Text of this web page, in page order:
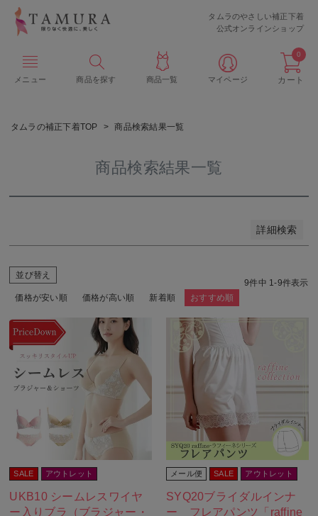
タムラのやさしい補正下着
公式オンラインショップ
メニュー 商品を探す 商品一覧 マイページ カート
0
タムラの補正下着TOP 商品検索結果一覧
商品検索結果一覧
詳細検索
サイズ
すべて
LL
C70
C80
C100
D65 D70
D75 D80
D85 D90
並び替え
価格が安い順 価格が高い順 新着順 おすすめ順
9件中 1-9件表示
UKB10 シームレスワイヤ
ー入りブラ（ブラジャー・
SALE アウトレット
SYQ20ブライダルインナ
ー フレアパンツ「raffine
メール便 SALE アウトレット